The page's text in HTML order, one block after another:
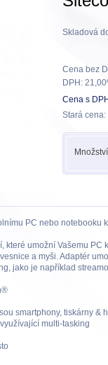
Skladová
Cena bez
DPH:
Cena s
Stará cena:
PC nebo notebooku
umožní Vašemu PC
a myši. Adaptér
jako je například
smartphony, tiskárny &
multi-tasking